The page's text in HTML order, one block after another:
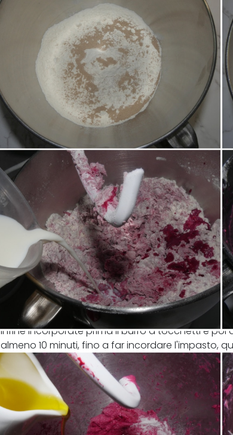
Infine incorporate prima il burro a tocchetti e
almeno 10 minuti, fino a far incordare l'impasto,
alimenti e lasciate per almeno 2 ore o fino al